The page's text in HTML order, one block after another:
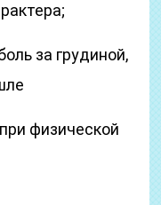
за грудиной,
физической